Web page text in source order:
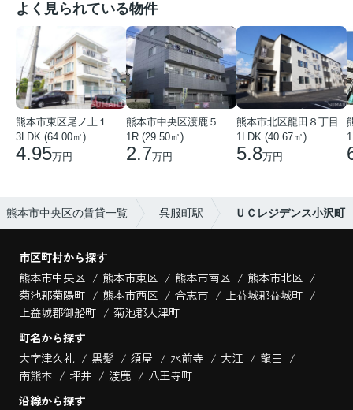
よく見られている物件
熊本市東区尾ノ上１丁目
3LDK (64.00㎡)
4.95万円
熊本市中央区渡鹿５丁目
1R (29.50㎡)
2.7万円
熊本市北区龍田８丁目
1LDK (40.67㎡)
5.8万円
熊本市中央区の賃貸一覧 呉服町駅 ＵＣレジデンス小沢町
市区町村から探す
熊本市中央区
熊本市東区 熊本市南区
熊本市北区
菊池郡菊陽町
熊本市西区 合志市
上益城郡益城町
上益城郡御船町
菊池郡大津町
町名から探す
大字津久礼
黒髪 須屋 水前寺 大江
龍田
南熊本
坪井 渡鹿
八王寺町
沿線から探す